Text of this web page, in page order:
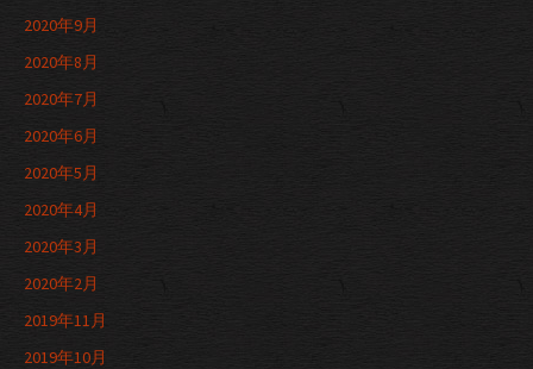
2020年9月
2020年8月
2020年7月
2020年6月
2020年5月
2020年4月
2020年3月
2020年2月
2019年11月
2019年10月